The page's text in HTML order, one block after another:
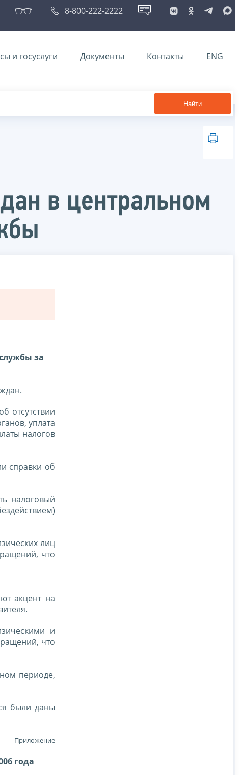
8-800-222-2222
и госуслуги Документы Контакты ENG
Найти
в центральном
за
отсутствии
уплата
налогов
справки об
налоговый
лиц
что
акцент на
и
что
периоде,
были даны
Приложение
года